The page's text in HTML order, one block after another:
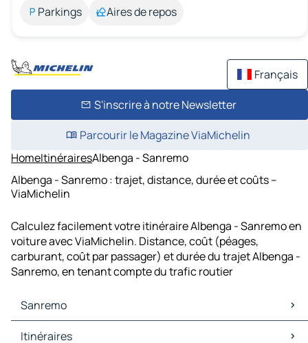
Parkings
Aires de repos
Français
S'inscrire à notre Newsletter
Parcourir le Magazine ViaMichelin
HomeItinérairesAlbenga - Sanremo
Albenga - Sanremo : trajet, distance, durée et coûts –
ViaMichelin
Calculez facilement votre itinéraire Albenga - Sanremo en
voiture avec ViaMichelin. Distance, coût (péages,
carburant, coût par passager) et durée du trajet Albenga -
Sanremo, en tenant compte du trafic routier
Sanremo
Sanremo Cartes et plans
Itinéraires